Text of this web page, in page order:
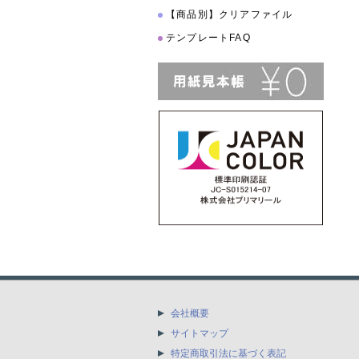
【商品別】クリアファイル
テンプレートFAQ
会社概要
サイトマップ
特定商取引法に基づく表記